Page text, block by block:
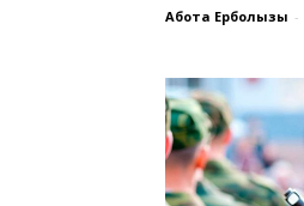
Ақбота Ерболқызы -